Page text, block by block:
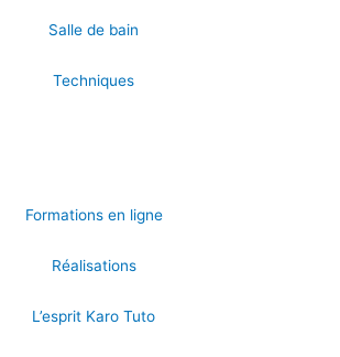
Salle de bain
Techniques
Formations en ligne
Réalisations
L’esprit Karo Tuto